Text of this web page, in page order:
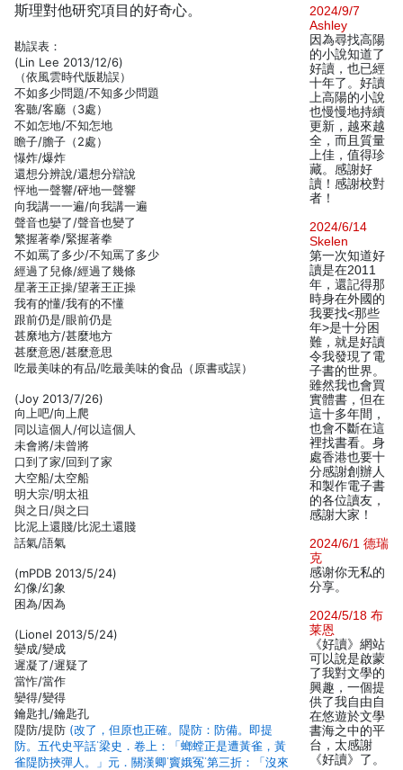
斯理對他研究項目的好奇心。
勘誤表：
(Lin Lee 2013/12/6)
（依風雲時代版勘誤）
不如多少問題/不知多少問題
客聽/客廳（3處）
不如怎地/不知怎地
瞻子/膽子（2處）
懪炸/爆炸
還想分辨說/還想分辯說
怦地一聲響/砰地一聲響
向我講一一遍/向我講一遍
聲音也孌了/聲音也變了
繁握著拳/緊握著拳
不如罵了多少/不知罵了多少
經過了兒條/經過了幾條
星著王正操/望著王正操
我有的懂/我有的不懂
跟前仍是/眼前仍是
甚縻地方/甚麼地方
甚麼意恩/甚麼意思
吃最美味的有品/吃最美味的食品（原書或誤）
(Joy 2013/7/26)
向上吧/向上爬
同以這個人/何以這個人
未會將/未曾將
口到了家/回到了家
大空船/太空船
明大宗/明太祖
與之日/與之曰
比泥上還賤/比泥土還賤
話氣/語氣
(mPDB 2013/5/24)
幻像/幻象
困為/因為
(Lionel 2013/5/24)
孌成/變成
遲凝了/遲疑了
當怍/當作
孌得/變得
鑰匙扎/鑰匙孔
隄防/提防 (改了，但原也正確。隄防：防備。即提
防。五代史平話˙梁史．卷上：「螂螳正是遭黃雀，黃
雀隄防挾彈人。」元．關漢卿˙竇娥冤˙第三折：「沒來
2024/9/7
Ashley
因為尋找高陽
的小說知道了
好讀，也已經
十年了。好讀
上高陽的小說
也慢慢地持續
更新，越來越
全，而且質量
上佳，值得珍
藏。感謝好
讀！感謝校對
者！
2024/6/14
Skelen
第一次知道好
讀是在2011
年，還記得那
時身在外國的
我要找<那些
年>是十分困
難，就是好讀
令我發現了電
子書的世界。
雖然我也會買
實體書，但在
這十多年間，
也會不斷在這
裡找書看。身
處香港也要十
分感謝創辦人
和製作電子書
的各位讀友，
感謝大家！
2024/6/1 德瑞
克
感谢你无私的
分享。
2024/5/18 布
莱恩
《好讀》網站
可以說是啟蒙
了我對文學的
興趣，一個提
供了我自由自
在悠遊於文學
書海之中的平
台，太感謝
《好讀》了。